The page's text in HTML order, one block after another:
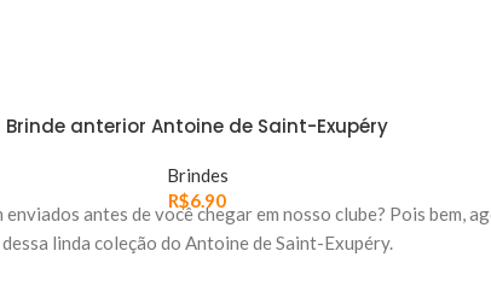
Brinde anterior Antoine de Saint-Exupéry
Brindes
R$6.90
antes de você chegar em nosso clube? Pois bem,
dessa linda coleção do Antoine de Saint-Exupéry.